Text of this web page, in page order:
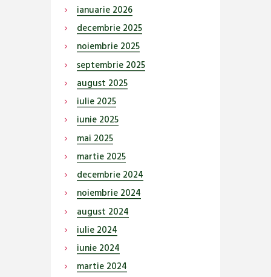
ianuarie 2026
decembrie 2025
noiembrie 2025
septembrie 2025
august 2025
iulie 2025
iunie 2025
mai 2025
martie 2025
decembrie 2024
noiembrie 2024
august 2024
iulie 2024
iunie 2024
martie 2024